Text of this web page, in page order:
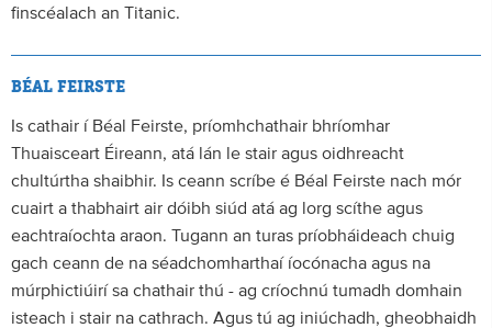
finscéalach an Titanic.
BÉAL FEIRSTE
Is cathair í Béal Feirste, príomhchathair bhríomhar
Thuaisceart Éireann, atá lán le stair agus oidhreacht
chultúrtha shaibhir. Is ceann scríbe é Béal Feirste nach mór
cuairt a thabhairt air dóibh siúd atá ag lorg scíthe agus
eachtraíochta araon. Tugann an turas príobháideach chuig
gach ceann de na séadchomharthaí íocónacha agus na
múrphictiúirí sa chathair thú - ag críochnú tumadh domhain
isteach i stair na cathrach. Agus tú ag iniúchadh, gheobhaidh